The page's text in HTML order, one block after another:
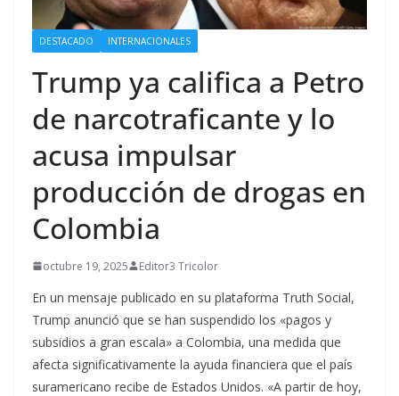
DESTACADO INTERNACIONALES
Trump ya califica a Petro
de narcotraficante y lo
acusa impulsar
producción de drogas en
Colombia
octubre 19, 2025 Editor3 Tricolor
En un mensaje publicado en su plataforma Truth Social,
Trump anunció que se han suspendido los «pagos y
subsidios a gran escala» a Colombia, una medida que
afecta significativamente la ayuda financiera que el país
suramericano recibe de Estados Unidos. «A partir de hoy,